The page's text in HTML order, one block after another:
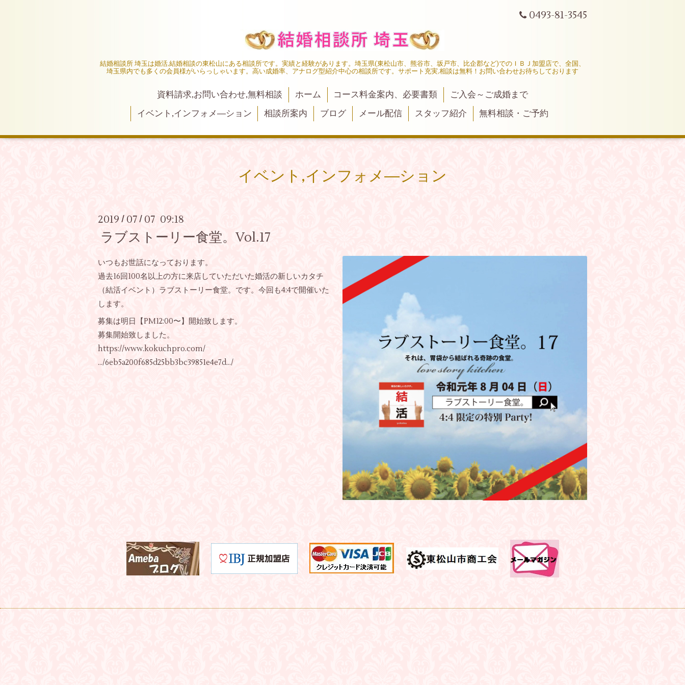
0493-81-3545
結婚相談所 埼玉は婚活,結婚相談の東松山にある相談所です。実績と経験があります。埼玉県(東松山市、熊谷市、坂戸市、比企郡など)でのＩＢＪ加盟店で、全国、
埼玉県内でも多くの会員様がいらっしゃいます。高い成婚率、アナログ型紹介中心の相談所です。サポート充実,相談は無料！お問い合わせお待ちしております
資料請求,お問い合わせ,無料相談 ホーム コース料金案内、必要書類
ご入会～ご成婚まで
イベント,インフォメ―ション
相談所案内 ブログ メール配信 スタッフ紹介 無料相談・ご予約
イベント,インフォメ―ション
2019 / 07 / 07 09:18
ラブストーリー食堂。Vol.17
いつもお世話になっております。
過去16回100名以上の方に来店していただいた婚活の新しいカタチ
（結活イベント）ラブストーリー食堂。です。今回も4:4で開催いた
します。
募集は明日【PM12:00〜】開始致します。
募集開始致しました。
https://www.kokuchpro.com/
…/6eb5a200f685d25bb3bc39851e4e7d…/